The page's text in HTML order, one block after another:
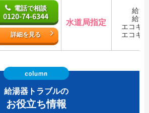
電話で相談
0120-74-6344
詳細を見る
水道局指定
給湯
給湯
エコキ
エコキ
給湯器トラブルの
お役立ち情報